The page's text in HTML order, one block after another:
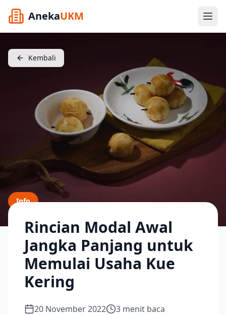
AnekaUKM
Kembali
Info
Rincian Modal Awal
Jangka Panjang untuk
Memulai Usaha Kue
Kering
20 November 2022 3 menit baca